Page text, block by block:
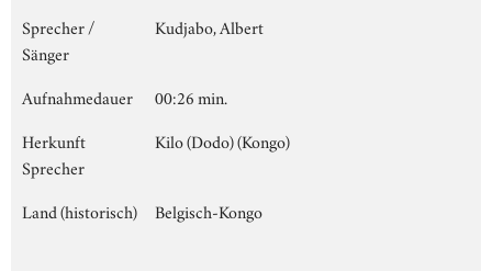
Sprecher /
Sänger
Kudjabo, Albert
Aufnahmedauer
00:26 min.
Herkunft
Sprecher
Kilo (Dodo) (Kongo)
Land (historisch) Belgisch-Kongo